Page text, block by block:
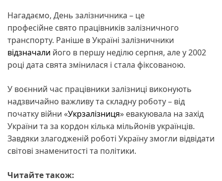
Нагадаємо, День залізничника – це
професійне свято працівників залізничного
транспорту. Раніше в Україні залізничники
відзначали його в першу неділю серпня, але у 2002
році дата свята змінилася і стала фіксованою.
У воєнний час працівники залізниці виконують
надзвичайно важливу та складну роботу – від
початку війни «Укрзалізниця» евакуювала на захід
України та за кордон кілька мільйонів українців.
Завдяки злагодженій роботі Україну змогли відвідати
світові знаменитості та політики.
Читайте також: